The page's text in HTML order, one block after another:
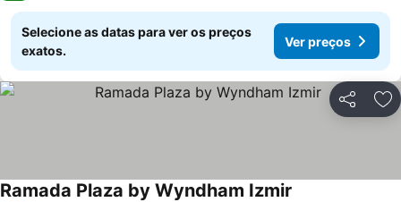
Selecione as datas para ver os preços
exatos.
Ver preços
Partilhar
Ramada Plaza by Wyndham Izmir